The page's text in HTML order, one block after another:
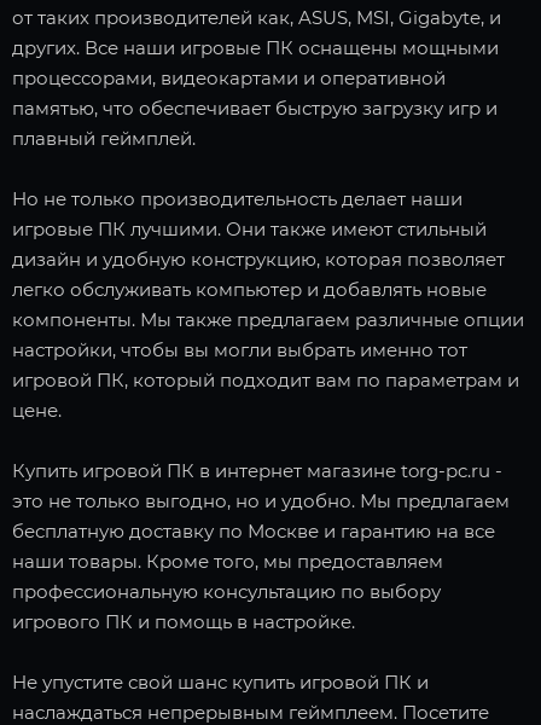
от таких производителей как, ASUS, MSI, Gigabyte, и
других. Все наши игровые ПК оснащены мощными
процессорами, видеокартами и оперативной
памятью, что обеспечивает быструю загрузку игр и
плавный геймплей.
Но не только производительность делает наши
игровые ПК лучшими. Они также имеют стильный
дизайн и удобную конструкцию, которая позволяет
легко обслуживать компьютер и добавлять новые
компоненты. Мы также предлагаем различные опции
настройки, чтобы вы могли выбрать именно тот
игровой ПК, который подходит вам по параметрам и
цене.
Купить игровой ПК в интернет магазине torg-pc.ru -
это не только выгодно, но и удобно. Мы предлагаем
бесплатную доставку по Москве и гарантию на все
наши товары. Кроме того, мы предоставляем
профессиональную консультацию по выбору
игрового ПК и помощь в настройке.
Не упустите свой шанс купить игровой ПК и
наслаждаться непрерывным геймплеем. Посетите